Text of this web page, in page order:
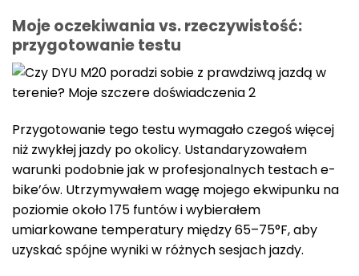
Moje oczekiwania vs. rzeczywistość:
przygotowanie testu
Przygotowanie tego testu wymagało czegoś więcej
niż zwykłej jazdy po okolicy. Ustandaryzowałem
warunki podobnie jak w profesjonalnych testach e-
bike’ów. Utrzymywałem wagę mojego ekwipunku na
poziomie około 175 funtów i wybierałem
umiarkowane temperatury między 65–75°F, aby
uzyskać spójne wyniki w różnych sesjach jazdy.